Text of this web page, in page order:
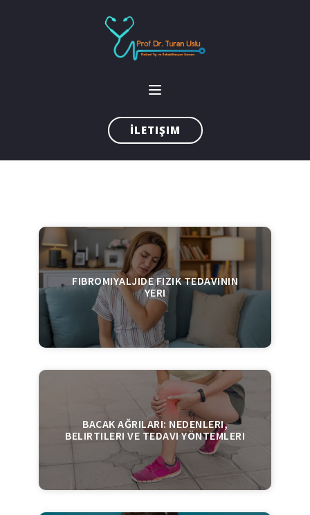
İLETIŞIM
FIBROMIYALJIDE FIZIK TEDAVININ
YERI
BACAK AĞRILARI: NEDENLERI,
BELIRTILERI VE TEDAVI YÖNTEMLERI